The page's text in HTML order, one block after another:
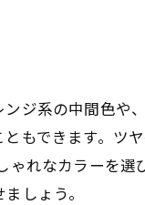
ジ系の中間色や
もできます。ツ
れなカラーを
しょう。